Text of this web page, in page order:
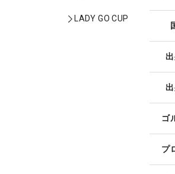
LADY GO CUP
ゴ
プ